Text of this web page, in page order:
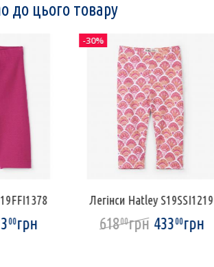
до цього товару
00грн
Легінси Hatley S19SSI1219
61800грн 43300грн
-30%